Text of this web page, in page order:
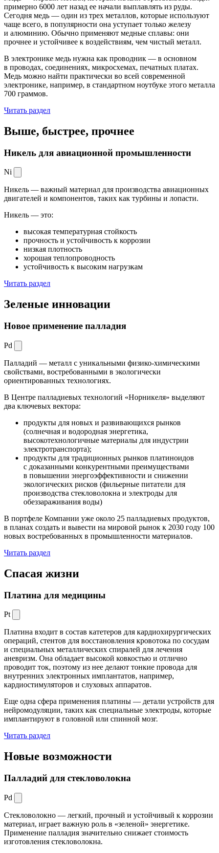
примерно 6000 лет назад ее начали выплавлять из руды.
Сегодня медь — один из трех металлов, которые используют
чаще всего, в популярности она уступает только железу
и алюминию. Обычно применяют медные сплавы: они
прочнее и устойчивее к воздействиям, чем чистый металл.
В электронике медь нужна как проводник — в основном
в проводах, соединениях, микросхемах, печатных платах.
Медь можно найти практически во всей современной
электронике, например, в стандартном ноутбуке этого металла
700 граммов.
Читать раздел
Выше, быстрее, прочнее
Никель для авиационной промышленности
Ni
Никель — важный материал для производства авиационных
двигателей и компонентов, таких как турбины и лопасти.
Никель — это:
высокая температурная стойкость
прочность и устойчивость к коррозии
низкая плотность
хорошая теплопроводность
устойчивость к высоким нагрузкам
Читать раздел
Зеленые инновации
Новое применение палладия
Pd
Палладий — металл с уникальными физико-химическими
свойствами, востребованными в экологически
ориентированных технологиях.
В Центре палладиевых технологий «Норникеля» выделяют
два ключевых вектора:
продукты для новых и развивающихся рынков
(солнечная и водородная энергетика,
высокотехнологичные материалы для индустрии
электротранспорта);
продукты для традиционных рынков платиноидов
с доказанными конкурентными преимуществами
в повышении энергоэффективности и снижении
экологических рисков (фильерные питатели для
производства стекловолокна и электроды для
обеззараживания воды)
В портфеле Компании уже около 25 палладиевых продуктов,
в планах создать и вывести на мировой рынок к 2030 году 100
новых востребованных в промышленности материалов.
Читать раздел
Спасая жизни
Платина для медицины
Pt
Платина входит в состав катетеров для кардиохирургических
операций, стентов для восстановления кровотока по сосудам
и специальных металлических спиралей для лечения
аневризм. Она обладает высокой ковкостью и отлично
проводит ток, поэтому из нее делают тонкие провода для
внутренних электронных имплантатов, например,
кардиостимуляторов и слуховых аппаратов.
Еще одна сфера применения платины — детали устройств для
нейромодуляции, таких как специальные электроды, которые
имплантируют в головной или спинной мозг.
Читать раздел
Новые возможности
Палладий для стекловолокна
Pd
Стекловолокно — легкий, прочный и устойчивый к коррозии
материал, играет важную роль в «зеленой» энергетике.
Применение палладия значительно снижает стоимость
изготовления стекловолокна.